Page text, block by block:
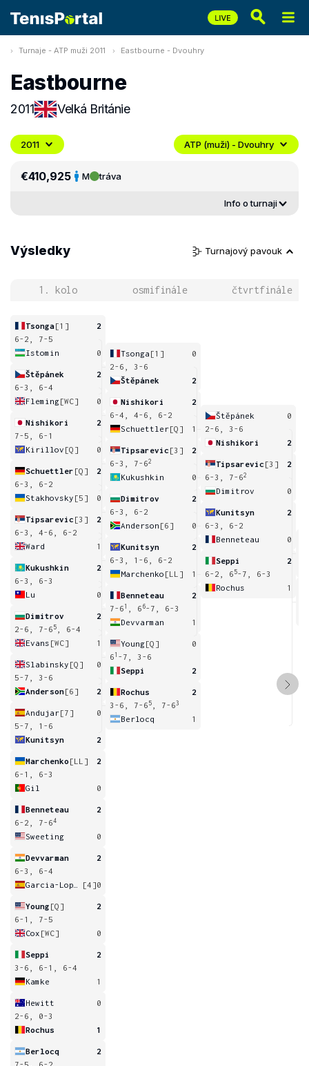
Turnaje - ATP muži 2011 Eastbourne - Dvouhry
Eastbourne
2011 Velká Británie
2011 ATP (muži) - Dvouhry
€410,925 M tráva
Info o turnaji
Výsledky Turnajový pavouk
1. kolo osmifinále čtvrtfinále
Tsonga[1]
2
6-2, 7-5
Istomin
0
Štěpánek
2
6-3, 6-4
Fleming[WC] 0
Nishikori
2
7-5, 6-1
Kirillov [Q] 0
Schuettler [Q]
2
6-3, 6-2
Stakhovsky [5] 0
Tipsarevic [3]
2
6-3, 4-6, 6-2
Ward
1
Kukushkin
2
6-3, 6-3
Lu
0
Dimitrov
2
2-6, 7-6 5
, 6-4
Evans [WC] 1
Slabinsky [Q]
0
5-7, 3-6
Anderson[6] 2
Andujar[7]
0
5-7, 1-6
Kunitsyn
2
Marchenko [LL]
2
6-1, 6-3
Gil
0
Benneteau
2
6-2, 7-64
Sweeting 0
Devvarman
2
6-3, 6-4
[4]0
Young [Q]
2
6-1, 7-5
Cox [WC] 0
Seppi
2
3-6, 6-1, 6-4
Kamke
1
Hewitt
0
2-6, 0-3
Rochus
1
Berlocq
2
Tsonga [1]
0
2-6, 3-6
Štěpánek
2
Nishikori
2
6-4, 4-6, 6-2
Schuettler[Q] 1
Tipsarevic [3]
2
6-3, 7-62
Kukushkin 0
Dimitrov
2
6-3, 6-2
Anderson [6] 0
Kunitsyn
2
6-3, 1-6, 6-2
Marchenko [LL] 1
Benneteau
2
7-6 1 , 6 6-7, 6-3
Devvarman
1
Young[Q]
0
6 1 -7, 3-6
Seppi
2
Rochus
2
3-6, 7-6 5 , 7-63
Berlocq 1
Štěpánek
0
2-6, 3-6
Nishikori
2
Tipsarevic [3]
2
6-3, 7-62
Dimitrov 0
Kunitsyn
2
6-3, 6-2
Benneteau
0
Seppi
2
6-2, 6 5-7, 6-3
Rochus
1